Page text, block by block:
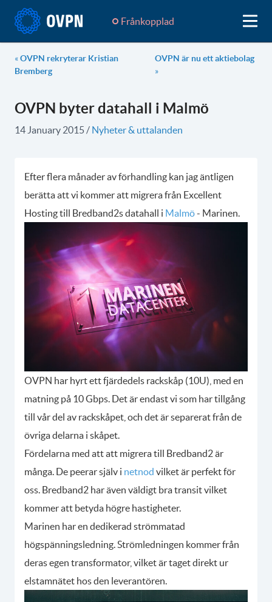
Frånkopplad
«OVPN rekryterar Kristian
Bremberg
OVPN är nu ett aktiebolag
»
OVPN byter datahall i Malmö
14 January 2015/ Nyheter & uttalanden
Efter flera månader av förhandling kan jag äntligen
berätta att vi kommer att migrera från Excellent
Hosting till Bredband2s datahall i Malmö- Marinen.
OVPN har hyrt ett fjärdedels rackskåp (10U), med en
matning på 10 Gbps. Det är endast vi som har tillgång
till vår del av rackskåpet, och det är separerat från de
övriga delarna i skåpet.
Fördelarna med att att migrera till Bredband2 är
många. De peerar själv i netnod vilket är perfekt för
oss. Bredband2 har även väldigt bra transit vilket
kommer att betyda högre hastigheter.
Marinen har en dedikerad strömmatad
högspänningsledning. Strömledningen kommer från
deras egen transformator, vilket är taget direkt ur
elstamnätet hos den leverantören.